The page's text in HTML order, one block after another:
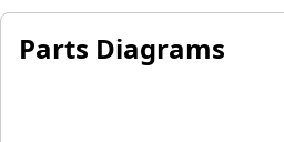
Parts Diagrams